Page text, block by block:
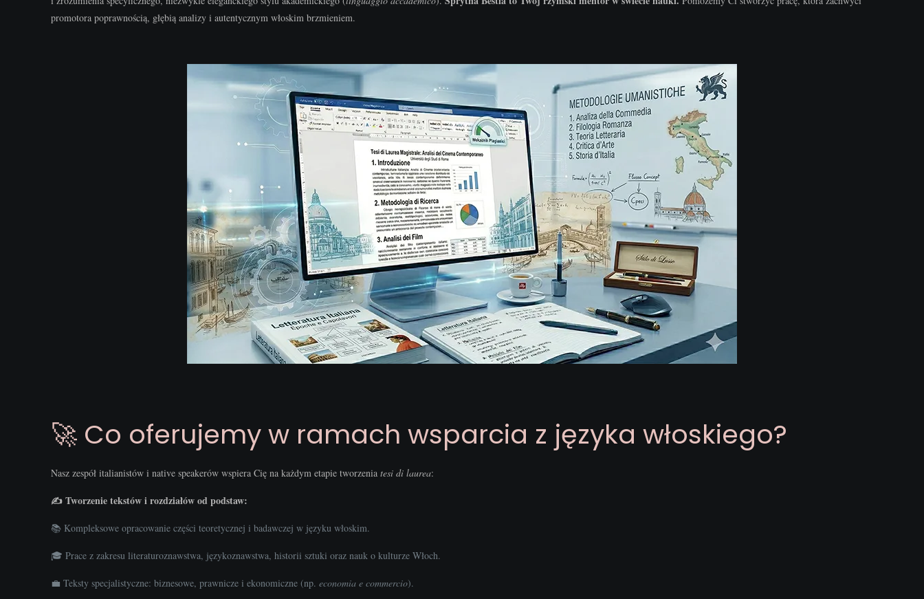
promotora poprawnością, głębią analizy i autentycznym włoskim brzmieniem.
🚀 Co oferujemy w ramach wsparcia z języka włoskiego?
Nasz zespół italianistów i native speakerów wspiera Cię na każdym etapie tworzenia tesi di laurea:
✍️ Tworzenie tekstów i rozdziałów od podstaw:
📚 Kompleksowe opracowanie części teoretycznej i badawczej w języku włoskim.
🎓 Prace z zakresu literaturoznawstwa, językoznawstwa, historii sztuki oraz nauk o kulturze Włoch.
💼 Teksty specjalistyczne: biznesowe, prawnicze i ekonomiczne (np. economia e commercio).